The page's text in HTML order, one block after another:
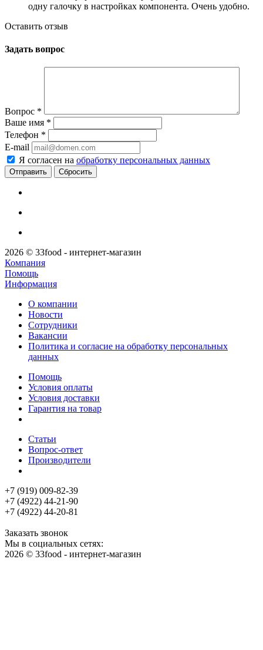
одну галочку в настройках компонента. Очень удобно.
Оставить отзыв
Задать вопрос
Вопрос *
Ваше имя *
Телефон *
E-mail
Я согласен на обработку персональных данных
Сбросить
2026 © 33food - интернет-магазин
Компания
Помощь
Информация
О компании
Новости
Сотрудники
Вакансии
Политика и согласие на обработку персональных
данных
Помощь
Условия оплаты
Условия доставки
Гарантия на товар
Статьи
Вопрос-ответ
Производители
+7 (919) 009-82-39
+7 (4922) 44-21-90
+7 (4922) 44-20-81
Заказать звонок
Мы в социальных сетях:
2026 © 33food - интернет-магазин